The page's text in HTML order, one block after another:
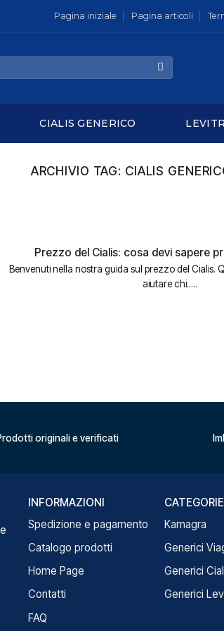
Pagina iniziale Pagina articoli
CIALIS GENERICO
ARCHIVIO TAG: CIALIS
Prezzo del Cialis: cosa devi sapere
Benvenuti nella nostra guida sul prezzo del Cialis.
aiutare chi.....
originali e verificati
INFORMAZIONI
Spedizione e pagamento
Catalogo prodotti
Home Page
Contatti
FAQ
CATEGORIE
Kamagra
Generici
Generici
Generici